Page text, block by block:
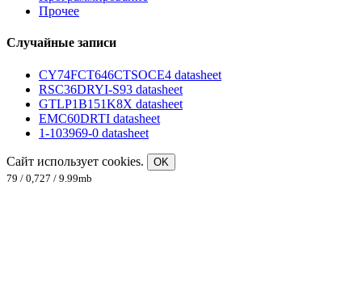
Прочее
Случайные записи
CY74FCT646CTSOCE4 datasheet
RSC36DRYI-S93 datasheet
GTLP1B151K8X datasheet
EMC60DRTI datasheet
1-103969-0 datasheet
Сайт использует cookies.
OK
79 / 0,727 / 9.99mb